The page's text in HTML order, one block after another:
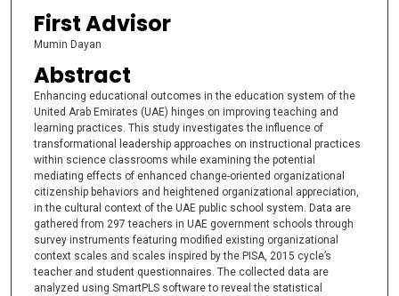
First Advisor
Mumin Dayan
Abstract
Enhancing educational outcomes in the education system of the
United Arab Emirates (UAE) hinges on improving teaching and
learning practices. This study investigates the influence of
transformational leadership approaches on instructional practices
within science classrooms while examining the potential
mediating effects of enhanced change-oriented organizational
citizenship behaviors and heightened organizational appreciation,
in the cultural context of the UAE public school system. Data are
gathered from 297 teachers in UAE government schools through
survey instruments featuring modified existing organizational
context scales and scales inspired by the PISA, 2015 cycle’s
teacher and student questionnaires. The collected data are
analyzed using SmartPLS software to reveal the statistical